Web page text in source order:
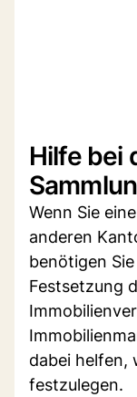
Hilfe bei
Wenn Sie
anderen
benötigen
Festsetzung
dabei helfen,
festzulegen.